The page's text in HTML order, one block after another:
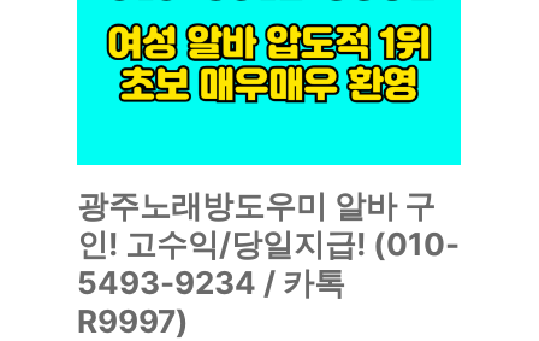
광주노래방도우미 알바 구
인! 고수익/당일지급! (010-
5493-9234 / 카톡
R9997)